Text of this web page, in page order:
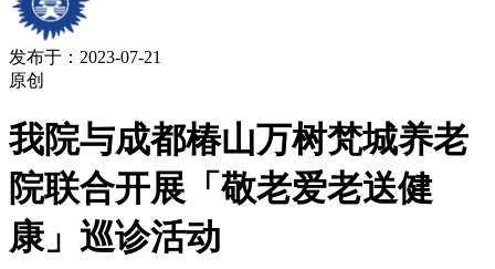
发布于：2023-07-21
原创
我院与成都椿山万树梵城养老
院联合开展「敬老爱老送健
康」巡诊活动